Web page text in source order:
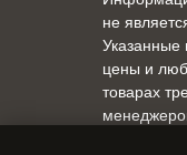
не
Указанные
цены и
товарах